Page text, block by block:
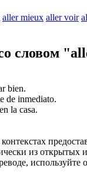
aller mieux aller voir
словом
bien.
de inmediato.
la casa.
из